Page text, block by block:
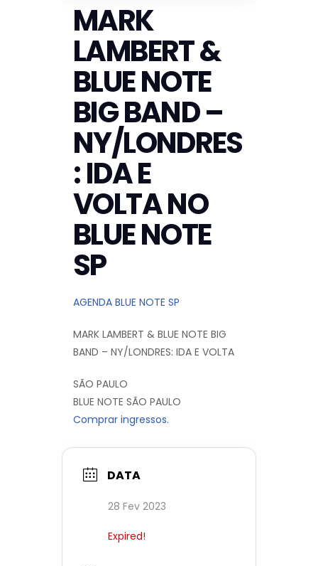
MARK
LAMBERT &
BLUE NOTE
BIG BAND –
NY/LONDRES
: IDA E
VOLTA NO
BLUE NOTE
SP
AGENDA BLUE NOTE SP
MARK LAMBERT & BLUE NOTE BIG
BAND – NY/LONDRES: IDA E VOLTA
SÃO PAULO
BLUE NOTE SÃO PAULO
Comprar ingressos.
DATA
28 Fev 2023
Expired!